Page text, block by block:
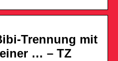
Trennung mit
… – TZ